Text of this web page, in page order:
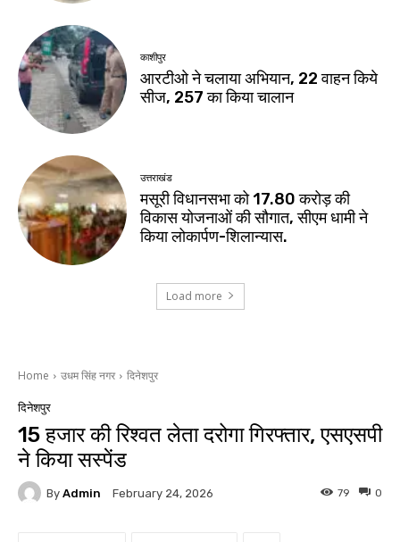
काशीपुर
आरटीओ ने चलाया अभियान, 22 वाहन किये
सीज, 257 का किया चालान
उत्तराखंड
मसूरी विधानसभा को 17.80 करोड़ की
विकास योजनाओं की सौगात, सीएम धामी ने
किया लोकार्पण-शिलान्यास.
Load more